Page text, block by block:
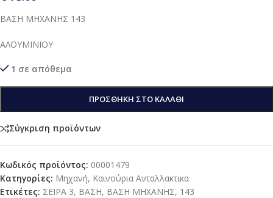
ΒΑΣΗ ΜΗΧΑΝΗΣ 143
ΑΛΟΥΜΙΝΙΟΥ
1 σε απόθεμα
ΠΡΟΣΘΉΚΗ ΣΤΟ ΚΑΛΆΘΙ
Σύγκριση προϊόντων
Κωδικός προϊόντος: 00001479
Κατηγορίες: Μηχανή, Καινούρια Ανταλλακτικα
Ετικέτες: ΣΕΙΡΑ 3, ΒΑΣΗ, ΒΑΣΗ ΜΗΧΑΝΗΣ, 143